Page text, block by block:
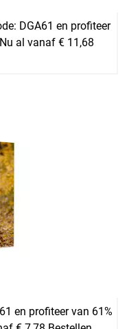
DGA61 en profiteer
al vanaf € 11,68
en profiteer van 61%